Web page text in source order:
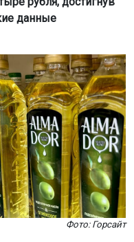
данные
Фото: Горсайт